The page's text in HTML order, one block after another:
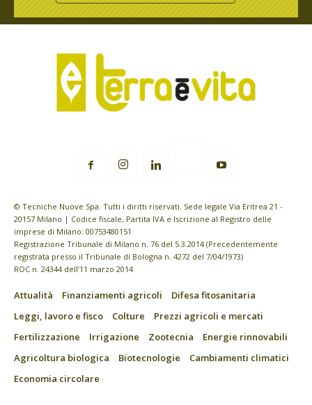
© Tecniche Nuove Spa. Tutti i diritti riservati. Sede legale Via Eritrea 21 -
20157 Milano | Codice fiscale, Partita IVA e Iscrizione al Registro delle
imprese di Milano: 00753480151
Registrazione Tribunale di Milano n. 76 del 5.3.2014 (Precedentemente
registrata presso il Tribunale di Bologna n. 4272 del 7/04/1973)
ROC n. 24344 dell’11 marzo 2014
Attualità Finanziamenti agricoli
Difesa fitosanitaria
Leggi, lavoro e fisco
Colture
Prezzi agricoli e mercati
Fertilizzazione
Irrigazione Zootecnia
Energie rinnovabili
Agricoltura biologica
Biotecnologie
Cambiamenti climatici
Economia circolare